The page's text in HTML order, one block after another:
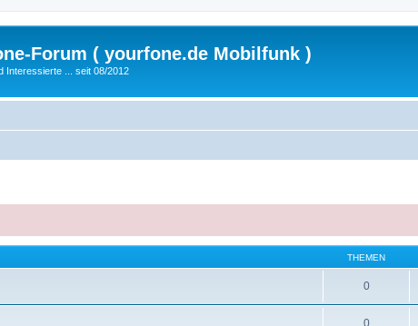
Forum ( yourfone.de Mobilfunk )
Interessierte ... seit 08/2012
THEMEN
0
0